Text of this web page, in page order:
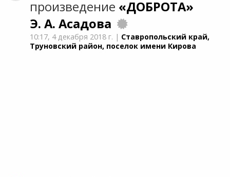
произведение «ДОБРОТА»
Э. А. Асадова
10:17, 4 декабря 2018 г. | Ставропольский край,
Труновский район, поселок имени Кирова